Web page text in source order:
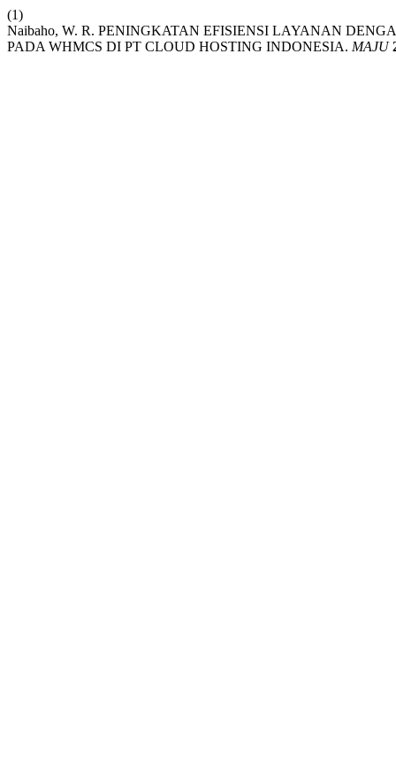
(1)
Naibaho, W. R. PENINGKATAN EFISIENSI LAYANAN
PADA WHMCS DI PT CLOUD HOSTING INDONESIA. MAJU